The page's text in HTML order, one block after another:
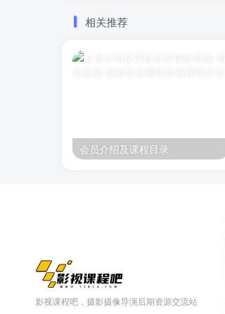
相关推荐
会员介绍及课程目录
影视课程吧，摄影摄像导演后期资源交流站